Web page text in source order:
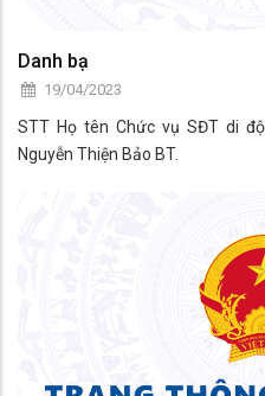
Danh bạ
19/04/2023
STT Họ tên Chức vụ SĐT di động Địa chỉ Email I KHỐI ĐẢNG 1
Nguyễn Thiện Bảo BT.